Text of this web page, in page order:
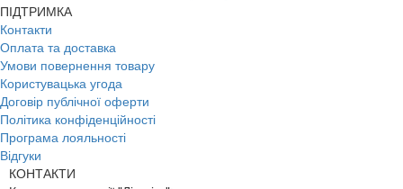
ПІДТРИМКА
Контакти
Оплата та доставка
Умови повернення товару
Користувацька угода
Договір публічної оферти
Політика конфіденційності
Програма лояльності
Відгуки
КОНТАКТИ